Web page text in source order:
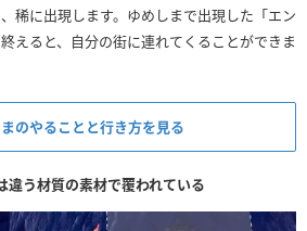
稀に出現します。ゆめしまで出現した「エン
えると、自分の街に連れてくることができま
のやることと行き方を見る
違う材質の素材で覆われている